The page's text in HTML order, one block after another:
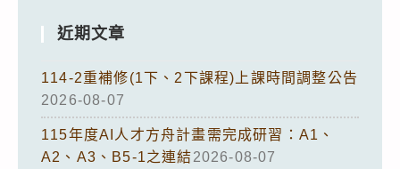
近期文章
114-2重補修(1下、2下課程)上課時間調整公告
2026-08-07
115年度AI人才方舟計畫需完成研習：A1、
A2、A3、B5-1之連結2026-08-07